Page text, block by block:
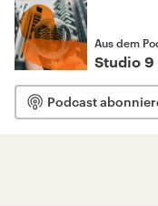
Aus dem
Studio 9
Podcast